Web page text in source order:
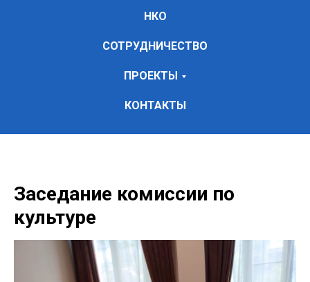
НКО
СОТРУДНИЧЕСТВО
ПРОЕКТЫ
КОНТАКТЫ
Заседание комиссии по
культуре